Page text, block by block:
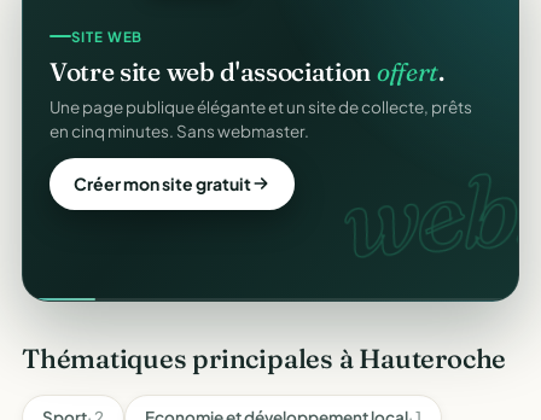
web.
SITE WEB
Votre site web d'association offert.
Une page publique élégante et un site de collecte, prêts
en cinq minutes. Sans webmaster.
Créer mon site gratuit
Thématiques principales à Hauteroche